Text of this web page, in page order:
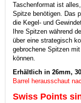
Taschenformat ist
Spitze benötigen. Das
die Kegel- und
Ihre Spitzen während
über eine strategisch
gebrochene Spitzen
können.
Erhältlich in 26mm,
Barrel herausschaut
Swiss Points